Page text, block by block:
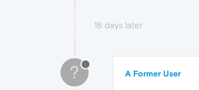
18 days later
? A Former User